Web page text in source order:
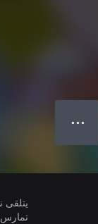
● ● ●
تمارس